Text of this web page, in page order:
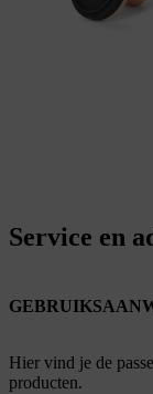
Service en
Hier vind je de
producten.